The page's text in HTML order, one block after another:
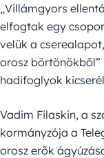
„Villámgyors
elfogtak egy
velük a
orosz
hadifoglyok
Vadim Filaskin, a
kormányzója a
orosz erők